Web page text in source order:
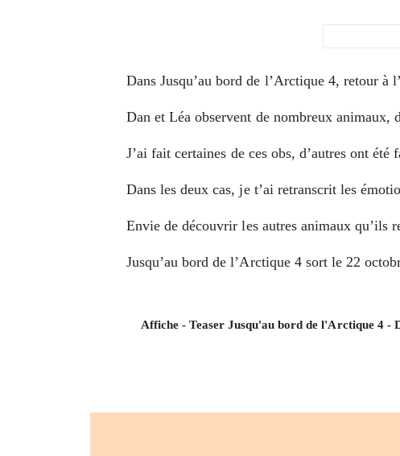
Dans Jusqu’au bord de l’Arctique 4, retour à
Dan et Léa observent de nombreux animaux,
J’ai fait certaines de ces obs, d’autres ont
Dans les deux cas, je t’ai retranscrit les
Envie de découvrir les autres animaux qu’ils
Jusqu’au bord de l’Arctique 4 sort le 22
Affiche - Teaser Jusqu'au bord de l'Arctique 4 -